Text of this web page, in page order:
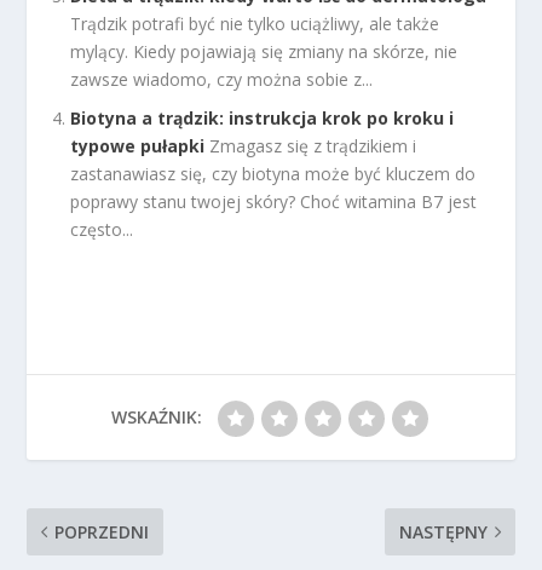
Trądzik potrafi być nie tylko uciążliwy, ale także
mylący. Kiedy pojawiają się zmiany na skórze, nie
zawsze wiadomo, czy można sobie z...
Biotyna a trądzik: instrukcja krok po kroku i
typowe pułapki Zmagasz się z trądzikiem i
zastanawiasz się, czy biotyna może być kluczem do
poprawy stanu twojej skóry? Choć witamina B7 jest
często...
WSKAŹNIK:
POPRZEDNI NASTĘPNY